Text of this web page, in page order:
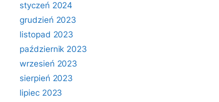
styczeń 2024
grudzień 2023
listopad 2023
październik 2023
wrzesień 2023
sierpień 2023
lipiec 2023